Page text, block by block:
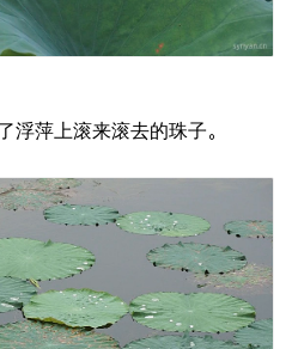
浮萍上滚来滚去的珠子。